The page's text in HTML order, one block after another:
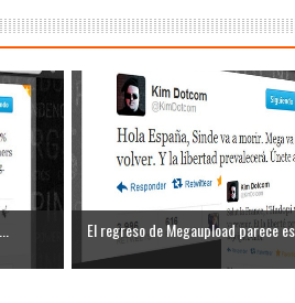
El regreso de Megaupload parece